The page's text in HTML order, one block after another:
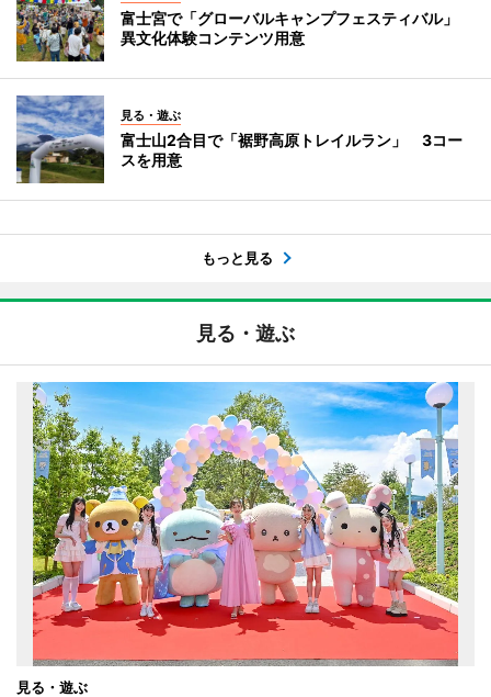
富士宮で「グローバルキャンプフェスティバル」
異文化体験コンテンツ用意
見る・遊ぶ
富士山2合目で「裾野高原トレイルラン」 3コー
スを用意
もっと見る
見る・遊ぶ
見る・遊ぶ